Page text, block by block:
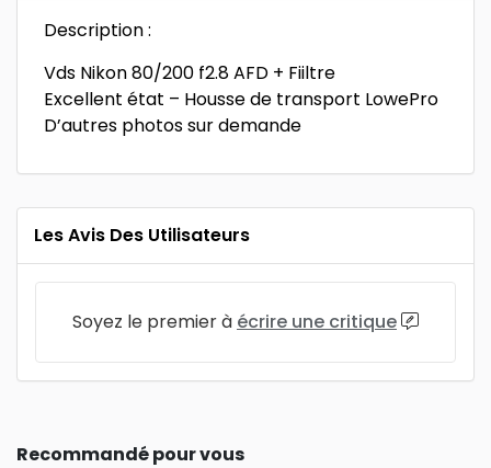
Description :
Vds Nikon 80/200 f2.8 AFD + Fiiltre
Excellent état – Housse de transport LowePro
D’autres photos sur demande
Les Avis Des Utilisateurs
Soyez le premier à écrire une critique
Recommandé pour vous